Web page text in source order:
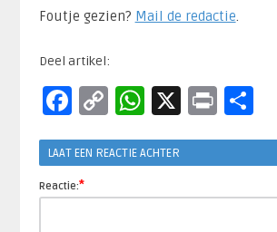
Foutje gezien? Mail de redactie.​
Deel artikel:
Facebook
CopyWhatsApp
X Print
LAAT EEN REACTIE ACHTER
Reactie:*